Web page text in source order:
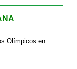
Olímpicos en